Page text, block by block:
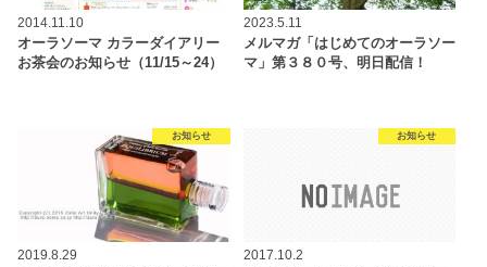
2014.11.10
オーラソーマ カラーダイアリー
お茶会のお知らせ（11/15～24）
2023.5.11
メルマガ「はじめてのオーラソー
マ」第３８０号、明日配信！
お知らせ
2019.8.29
お知らせ
2017.10.2